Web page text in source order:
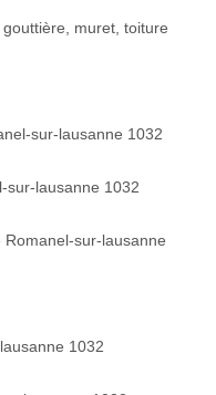
muret, toiture
sur-lausanne 1032
sur-lausanne 1032
sur-lausanne
1032